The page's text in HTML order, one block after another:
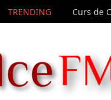
TRENDING